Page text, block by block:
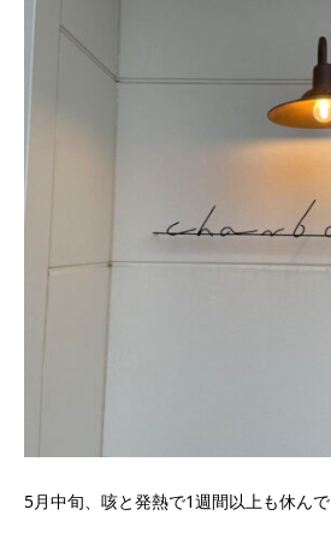
5月中旬、咳と発熱で1週間以上も休んで